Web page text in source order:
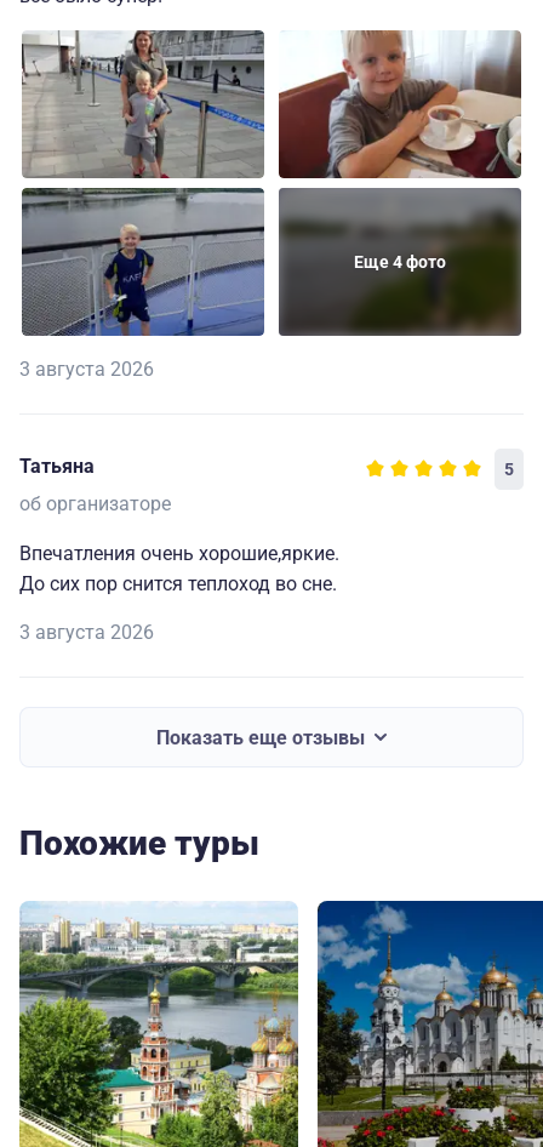
Еще 4 фото
3 августа 2026
Татьяна 5
об организаторе
Впечатления очень хорошие,яркие.
До сих пор снится теплоход во сне.
3 августа 2026
Показать еще отзывы
Похожие туры